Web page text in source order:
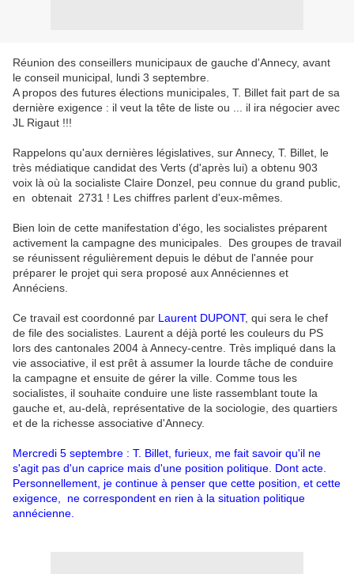
Réunion des conseillers municipaux de gauche d'Annecy, avant
le conseil municipal, lundi 3 septembre.
A propos des futures élections municipales, T. Billet fait part de sa
dernière exigence : il veut la tête de liste ou ... il ira négocier avec
JL Rigaut !!!
Rappelons qu'aux dernières législatives, sur Annecy, T. Billet, le
très médiatique candidat des Verts (d'après lui) a obtenu 903
voix là où la socialiste Claire Donzel, peu connue du grand public,
en obtenait 2731 ! Les chiffres parlent d'eux-mêmes.
Bien loin de cette manifestation d'égo, les socialistes préparent
activement la campagne des municipales. Des groupes de travail
se réunissent régulièrement depuis le début de l'année pour
préparer le projet qui sera proposé aux Annéciennes et
Annéciens.
Ce travail est coordonné par Laurent DUPONT, qui sera le chef
de file des socialistes. Laurent a déjà porté les couleurs du PS
lors des cantonales 2004 à Annecy-centre. Très impliqué dans la
vie associative, il est prêt à assumer la lourde tâche de conduire
la campagne et ensuite de gérer la ville. Comme tous les
socialistes, il souhaite conduire une liste rassemblant toute la
gauche et, au-delà, représentative de la sociologie, des quartiers
et de la richesse associative d'Annecy.
Mercredi 5 septembre : T. Billet, furieux, me fait savoir qu'il ne
s'agit pas d'un caprice mais d'une position politique. Dont acte.
Personnellement, je continue à penser que cette position, et cette
exigence, ne correspondent en rien à la situation politique
annécienne.